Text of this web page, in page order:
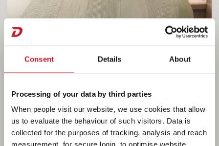
Consent Details About
Processing of your data by third parties
When people visit our website, we use cookies that allow
us to evaluate the behaviour of such visitors. Data is
collected for the purposes of tracking, analysis and reach
measurement, for secure login, to optimise website
La vida en la Camper®
Disfruta de un descanso reparador con nuestros
colchones de espuma fría de 7 zonas y 15 cm
de grosor en material termorregulador. El
cuarto de aseo abierto ofrece una gran libertad